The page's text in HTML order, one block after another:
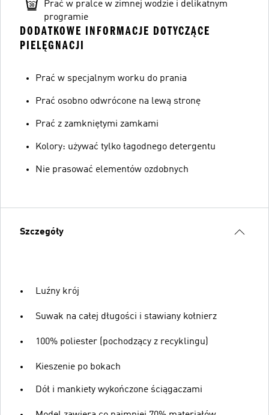
Prać w pralce w zimnej wodzie i delikatnym
programie
DODATKOWE INFORMACJE DOTYCZĄCE
PIELĘGNACJI
Prać w specjalnym worku do prania
Prać osobno odwrócone na lewą stronę
Prać z zamkniętymi zamkami
Kolory: używać tylko łagodnego detergentu
Nie prasować elementów ozdobnych
Szczegóły
Luźny krój
Suwak na całej długości i stawiany kołnierz
100% poliester (pochodzący z recyklingu)
Kieszenie po bokach
Dół i mankiety wykończone ściągaczami